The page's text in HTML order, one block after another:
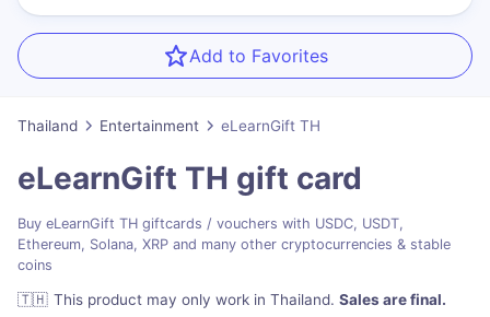
Add to Favorites
Thailand Entertainment eLearnGift TH
eLearnGift TH gift card
Buy eLearnGift TH giftcards / vouchers with USDC, USDT,
Ethereum, Solana, XRP and many other cryptocurrencies & stable
coins
🇹🇭 This product may only work in Thailand. Sales are final.